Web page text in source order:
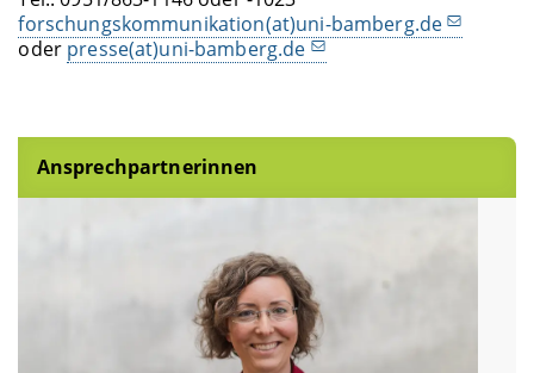
forschungskommunikation(at)uni-bamberg.de
oder presse(at)uni-bamberg.de
Ansprechpartnerinnen